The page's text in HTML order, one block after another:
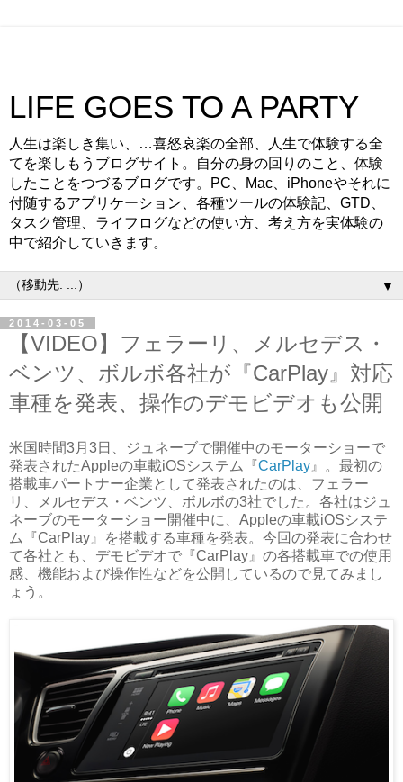
LIFE GOES TO A PARTY
人生は楽しき集い、…喜怒哀楽の全部、人生で体験する全
てを楽しもうブログサイト。自分の身の回りのこと、体験
したことをつづるブログです。PC、Mac、iPhoneやそれに
付随するアプリケーション、各種ツールの体験記、GTD、
タスク管理、ライフログなどの使い方、考え方を実体験の
中で紹介していきます。
▼
2014-03-05
【VIDEO】フェラーリ、メルセデス・
ベンツ、ボルボ各社が『CarPlay』対応
車種を発表、操作のデモビデオも公開
米国時間3月3日、ジュネーブで開催中のモーターショーで
発表されたAppleの車載iOSシステム『CarPlay 』。最初の
搭載車パートナー企業として発表されたのは、フェラー
リ、メルセデス・ベンツ、ボルボの3社でした。各社はジュ
ネーブのモーターショー開催中に、Appleの車載iOSシステ
ム『CarPlay』を搭載する車種を発表。今回の発表に合わせ
て各社とも、デモビデオで『CarPlay』の各搭載車での使用
感、機能および操作性などを公開しているので見てみまし
ょう。